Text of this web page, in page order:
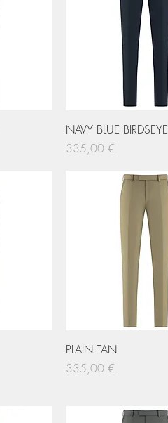
Hurtigvisning
NAVY BLUE BIRDSEYE
Pris
335,00 €
PLAIN TAN
Pris
335,00 €